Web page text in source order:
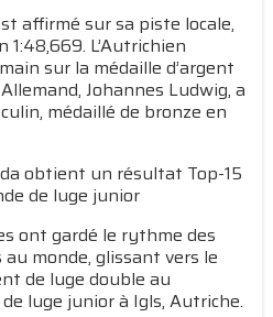
affirmé sur sa piste locale,
1:48,669. L’Autrichien
sur la médaille d’argent
Johannes Ludwig, a
médaillé de bronze en
obtient un résultat Top-15
de luge junior
ont gardé le rythme des
monde, glissant vers le
de luge double au
luge junior à Igls, Autriche.